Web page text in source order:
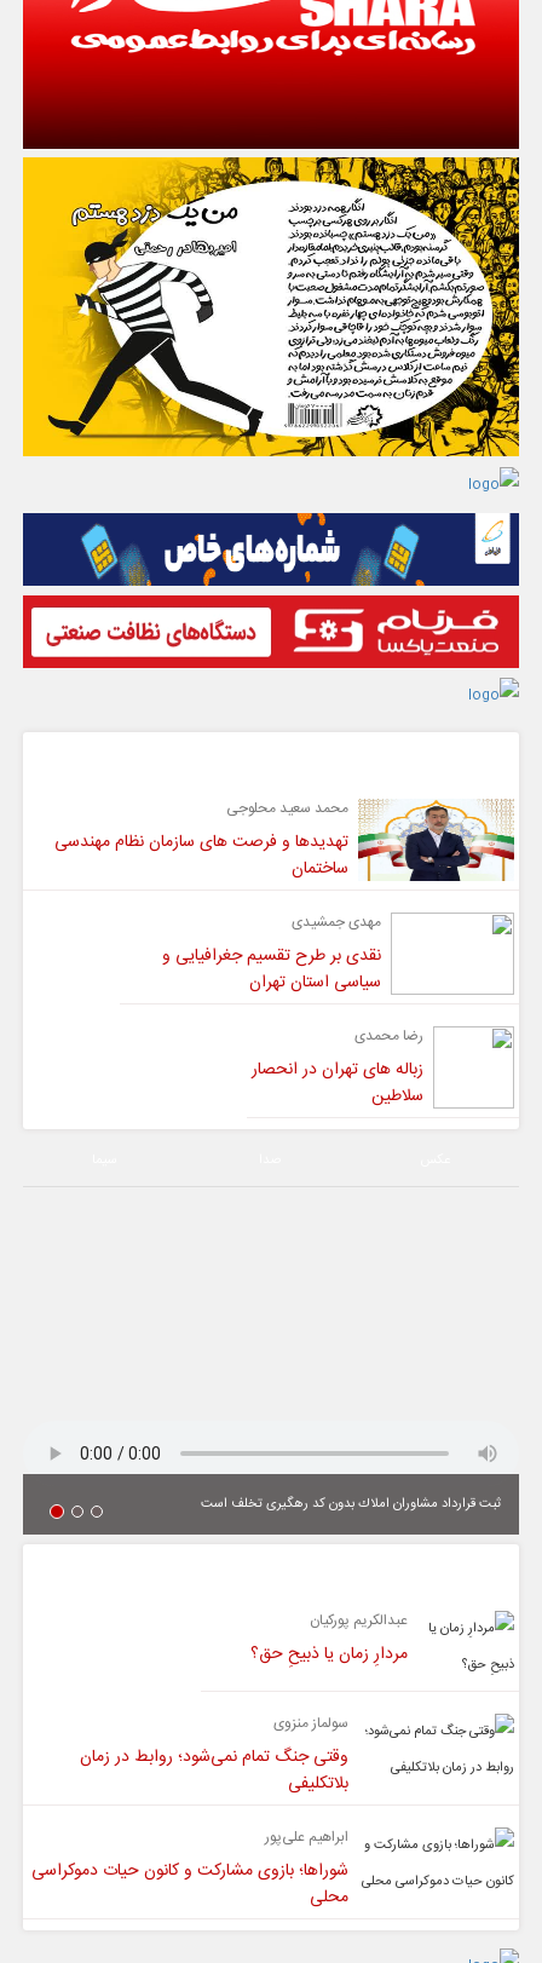
محمد سعید محلوجی
تهدیدها و فرصت های سازمان نظام مهندسی
ساختمان
مهدی جمشیدی
نقدی بر طرح تقسیم جغرافیایی و
سیاسی استان تهران
رضا محمدی
زباله های تهران در انحصار
سلاطین
ثبت قرارداد مشاوران املاك بدون كد رهگیری تخلف است
عبدالکریم پورکیان
مردارِ زمان یا ذبیحِ حق؟
سولماز منزوی
وقتی جنگ تمام نمی‌شود؛ روابط در زمان
بلاتکلیفی
ابراهیم علی‌پور
شوراها؛ بازوی مشارکت و کانون حیات دموکراسی
محلی